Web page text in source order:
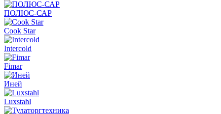
ПОЛЮС-САР
Cook Star
Intercold
Fimar
Иней
Luxstahl